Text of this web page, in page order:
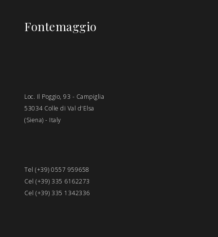
Fontemaggio
Loc. Il Poggio, 93 - Campiglia
53034 Colle di Val d'Elsa
(Siena) - Italy
Tel (+39) 0557 959658
Cel (+39) 335 6162273
Cel (+39) 335 1342336